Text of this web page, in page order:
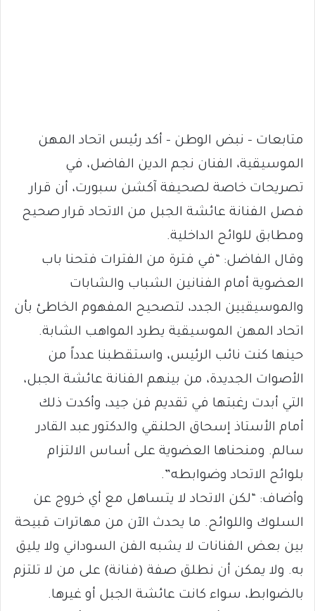
متابعات – نبض الوطن – أكد رئيس اتحاد المهن
الموسيقية، الفنان نجم الدين الفاضل، في
تصريحات خاصة لصحيفة آكشن سبورت، أن قرار
فصل الفنانة عائشة الجبل من الاتحاد قرار صحيح
ومطابق للوائح الداخلية.
وقال الفاضل: “في فترة من الفترات فتحنا باب
العضوية أمام الفنانين الشباب والشابات
والموسيقيين الجدد، لتصحيح المفهوم الخاطئ بأن
اتحاد المهن الموسيقية يطرد المواهب الشابة.
حينها كنت نائب الرئيس، واستقطبنا عدداً من
الأصوات الجديدة، من بينهم الفنانة عائشة الجبل،
التي أبدت رغبتها في تقديم فن جيد، وأكدت ذلك
أمام الأستاذ إسحاق الحلنقي والدكتور عبد القادر
سالم. ومنحناها العضوية على أساس الالتزام
بلوائح الاتحاد وضوابطه”.
وأضاف: “لكن الاتحاد لا يتساهل مع أي خروج عن
السلوك واللوائح. ما يحدث الآن من مهاترات قبيحة
بين بعض الفنانات لا يشبه الفن السوداني ولا يليق
به. ولا يمكن أن نطلق صفة (فنانة) على من لا تلتزم
بالضوابط، سواء كانت عائشة الجبل أو غيرها.